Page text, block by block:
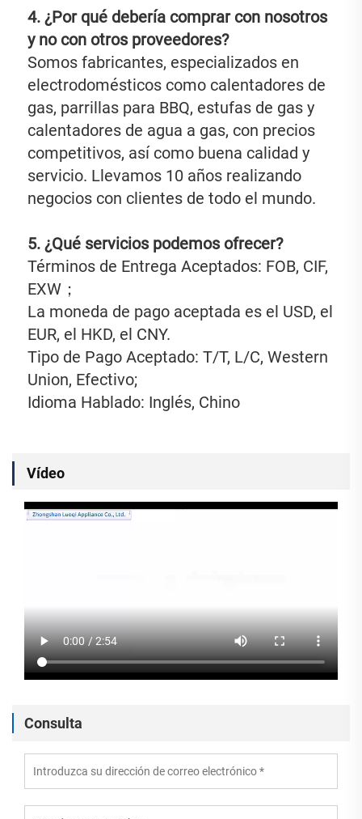
4. ¿Por qué debería comprar con nosotros
y no con otros proveedores?
Somos fabricantes, especializados en
electrodomésticos como calentadores de
gas, parrillas para BBQ, estufas de gas y
calentadores de agua a gas, con precios
competitivos, así como buena calidad y
servicio. Llevamos 10 años realizando
negocios con clientes de todo el mundo.
5. ¿Qué servicios podemos ofrecer?
Términos de Entrega Aceptados: FOB, CIF,
EXW；
La moneda de pago aceptada es el USD, el
EUR, el HKD, el CNY.
Tipo de Pago Aceptado: T/T, L/C, Western
Union, Efectivo;
Idioma Hablado: Inglés, Chino
Vídeo
Consulta